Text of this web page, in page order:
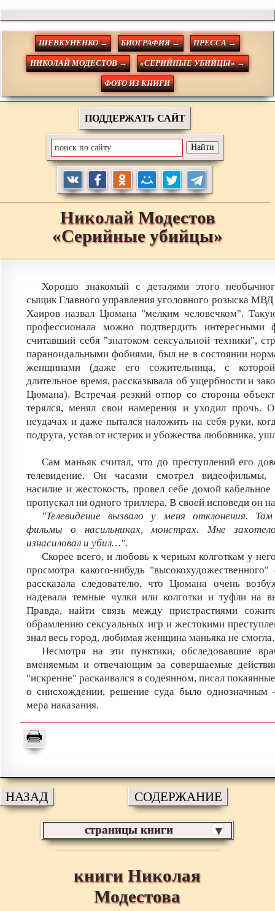
ШЕВКУНЕНКО → БИОГРАФИЯ → ПРЕССА →
НИКОЛАЙ МОДЕСТОВ → «СЕРИЙНЫЕ УБИЙЦЫ» →
ФОТО ИЗ КНИГИ
ПОДДЕРЖАТЬ САЙТ
Николай Модестов
«Серийные убийцы»
Хорошо знакомый с деталями этого
сыщик Главного управления уголовного розыска
Хаиров назвал Цюмана "мелким человечком".
профессионала можно подтвердить
считавший себя "знатоком сексуальной техники",
параноидальными фобиями, был не в состоянии
женщинами (даже его сожительница, с
длительное время, рассказывала об ущербности и
Цюмана). Встречая резкий отпор со стороны
терялся, менял свои намерения и уходил прочь.
неудачах и даже пытался наложить на себя руки,
подруга, устав от истерик и убожества любовника,
Сам маньяк считал, что до преступлений его
телевидение. Он часами смотрел видеофильмы,
насилие и жестокость, провел себе домой кабельное
пропускал ни одного триллера. В своей исповеди он
"Телевидение вызвало у меня отклонения.
фильмы о насильниках, монстрах. Мне
изнасиловал и убил…".
Скорее всего, и любовь к черным колготкам у
просмотра какого-нибудь
рассказала следователю, что Цюмана очень
надевала темные чулки или колготки и туфли на
Правда, найти связь между пристрастиями
обрамлению сексуальных игр и жестокими
знал весь город, любимая женщина маньяка не смогла.
Несмотря на эти пунктики, обследовавшие
вменяемым и отвечающим за совершаемые
"искренне" раскаивался в содеянном, писал
о снисхождении, решение суда было однозначным
мера наказания.
НАЗАД СОДЕРЖАНИЕ
страницы книги ▼
книги Николая
Модестова